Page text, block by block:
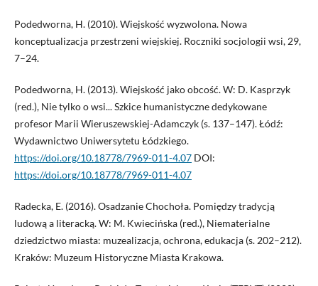
Podedworna, H. (2010). Wiejskość wyzwolona. Nowa
konceptualizacja przestrzeni wiejskiej. Roczniki socjologii wsi, 29,
7–24.
Podedworna, H. (2013). Wiejskość jako obcość. W: D. Kasprzyk
(red.), Nie tylko o wsi... Szkice humanistyczne dedykowane
profesor Marii Wieruszewskiej-Adamczyk (s. 137–147). Łódź:
Wydawnictwo Uniwersytetu Łódzkiego.
https://doi.org/10.18778/7969-011-4.07DOI:
https://doi.org/10.18778/7969-011-4.07
Radecka, E. (2016). Osadzanie Chochoła. Pomiędzy tradycją
ludową a literacką. W: M. Kwiecińska (red.), Niematerialne
dziedzictwo miasta: muzealizacja, ochrona, edukacja (s. 202–212).
Kraków: Muzeum Historyczne Miasta Krakowa.